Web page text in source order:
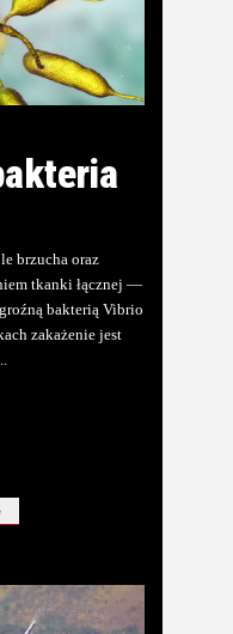
brzucha oraz
tkanki łącznej —
bakterią Vibrio
zakażenie jest